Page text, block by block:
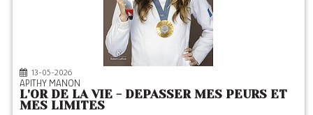
13-05-2026
APITHY MANON
L'OR DE LA VIE - DEPASSER MES PEURS ET
MES LIMITES